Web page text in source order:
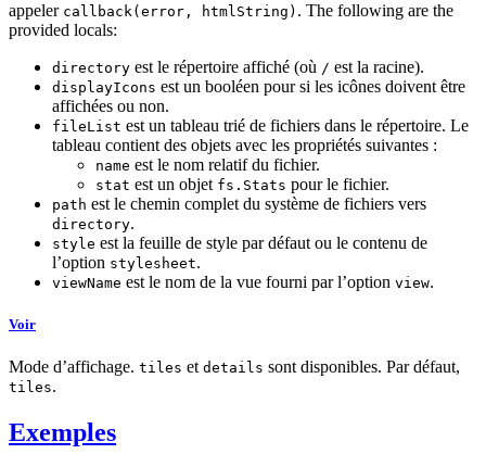
appeler callback(error, htmlString) . The following are the
provided locals:
directory est le répertoire affiché (où / est la racine).
displayIcons est un booléen pour si les icônes doivent être
affichées ou non.
fileList est un tableau trié de fichiers dans le répertoire. Le
tableau contient des objets avec les propriétés suivantes :
name est le nom relatif du fichier.
stat est un objet fs.Stats pour le fichier.
path est le chemin complet du système de fichiers vers
directory.
style est la feuille de style par défaut ou le contenu de
l’option stylesheet.
viewName est le nom de la vue fourni par l’option view.
Voir
Mode d’affichage. tiles et details sont disponibles. Par défaut,
tiles.
Exemples